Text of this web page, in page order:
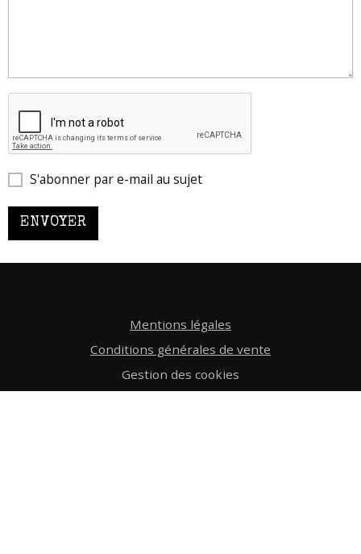
S'abonner par e-mail au sujet
ENVOYER
Mentions légales
Conditions générales de vente
Gestion des cookies